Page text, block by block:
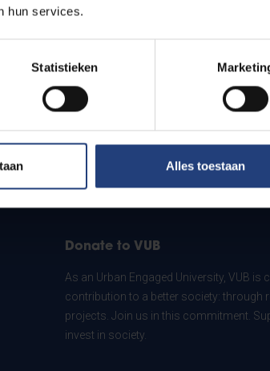
hun services.
Statistieken
Alles toestaan
Donate to VUB
As an Urban Engaged University, VUB
contribution to a better society: through
projects. Join us in this commitment.
invest in society.